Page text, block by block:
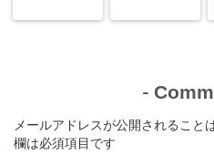
-
メールアドレスが公開されること
欄は必須項目です